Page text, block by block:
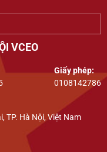
VCEO
Giấy phép:
0108142786
TP. Hà Nội, Việt Nam